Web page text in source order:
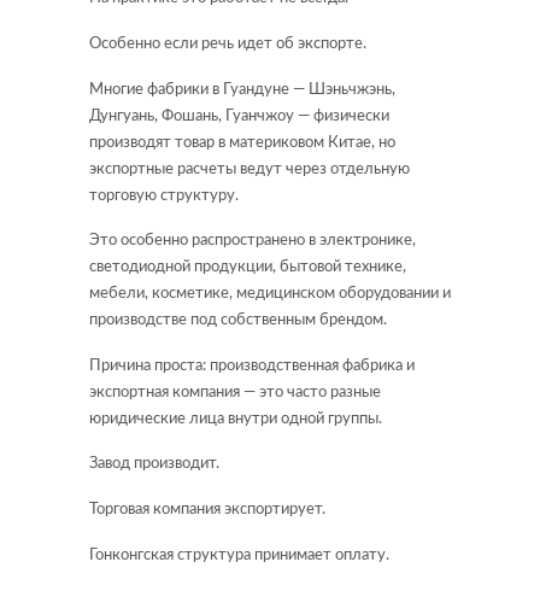
Особенно если речь идет об экспорте.
Многие фабрики в Гуандуне — Шэньчжэнь,
Дунгуань, Фошань, Гуанчжоу — физически
производят товар в материковом Китае, но
экспортные расчеты ведут через отдельную
торговую структуру.
Это особенно распространено в электронике,
светодиодной продукции, бытовой технике,
мебели, косметике, медицинском оборудовании и
производстве под собственным брендом.
Причина проста: производственная фабрика и
экспортная компания — это часто разные
юридические лица внутри одной группы.
Завод производит.
Торговая компания экспортирует.
Гонконгская структура принимает оплату.